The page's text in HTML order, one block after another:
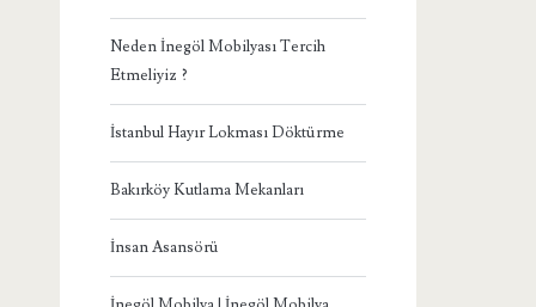
Neden İnegöl Mobilyası Tercih
Etmeliyiz ?
İstanbul Hayır Lokması Döktürme
Bakırköy Kutlama Mekanları
İnsan Asansörü